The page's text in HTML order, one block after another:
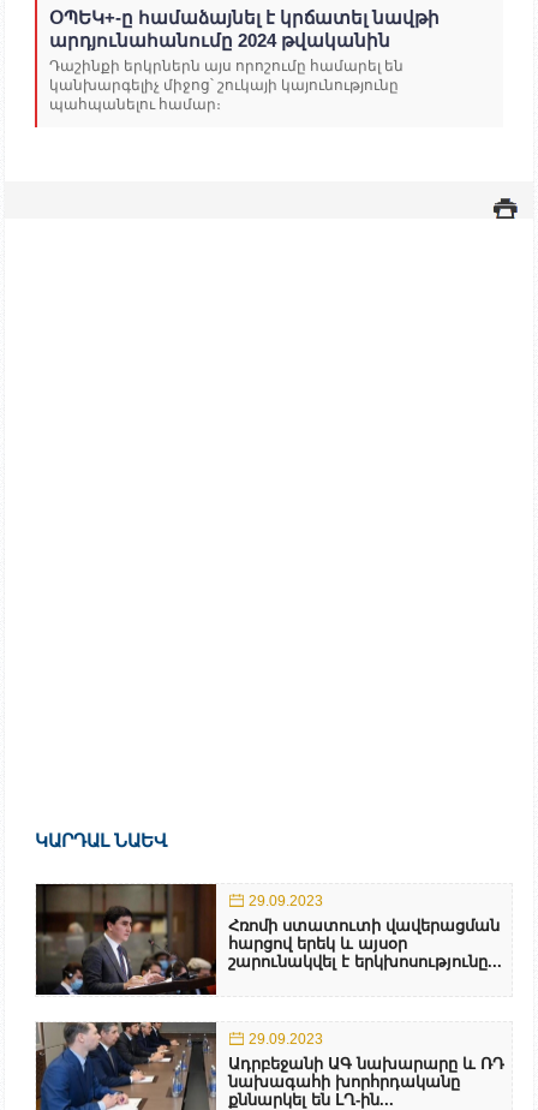
ՕՊԵԿ+-ը համաձայնել է կրճատել նավթի
արդյունահանումը 2024 թվականին
Դաշինքի երկրներն այս որոշումը համարել են
կանխարգելիչ միջոց՝ շուկայի կայունությունը
պահպանելու համար։
ԿԱՐԴԱԼ ՆԱԵՎ
29.09.2023
Հռոմի ստատուտի վավերացման
հարցով երեկ և այսօր
շարունակվել է երկխոսությունը...
29.09.2023
Ադրբեջանի ԱԳ նախարարը և ՌԴ
նախագահի խորհրդականը
քննարկել են ԼՂ-ին...